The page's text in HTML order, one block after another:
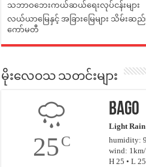
သဘာဝဘေးကယ်ဆယ်ရေးလုပ်ငန်းများ
လယ်ယာမြေနှင့် အခြားမြေများ သိမ်းဆည်
ကော်မတီ
မိုးလေဝသ သတင်းများ
25C
Bago
Light Rain
humidity:
wind:
H 25 • L 25